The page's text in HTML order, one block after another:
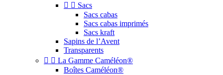
  Sacs
Sacs cabas
Sacs cabas imprimés
Sacs kraft
Sapins de l’Avent
Transparents
  La Gamme Caméléon®
Boîtes Caméléon®